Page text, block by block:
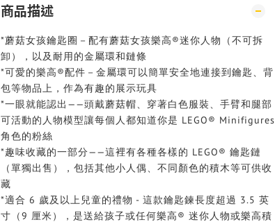
商品描述
*蘑菇女孩鑰匙圈－配有蘑菇女孩樂高®迷你人物（不可拆
卸），以及耐用的金屬環和鏈條
*可愛的樂高®配件－金屬環可以簡單安全地連接到鑰匙、背
包等物品上，作為有趣的展示玩具
*一眼就能認出——頭戴蘑菇帽、穿著白色服裝、手臂和腿部
可活動的人物模型讓每個人都知道你是 LEGO® Minifigures
角色的粉絲
*趣味收藏的一部分——這裡有各種各樣的 LEGO® 鑰匙鏈
（單獨出售），包括其他小人偶、不同顏色的積木等可供收
藏
*適合 6 歲及以上兒童的禮物 - 這款鑰匙鍊長度超過 3.5 英
寸（9 厘米），是送給孩子或任何樂高® 迷你人物或樂高積